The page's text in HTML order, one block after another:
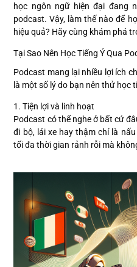
học ngôn ngữ hiện đại đang
podcast. Vậy, làm thế nào để
hiệu quả? Hãy cùng khám phá
Tại Sao Nên Học Tiếng Ý Qua
Podcast mang lại nhiều lợi ích
là một số lý do bạn nên thử học
1. Tiện lợi và linh hoạt
Podcast có thể nghe ở bất cứ
đi bộ, lái xe hay thậm chí là
tối đa thời gian rảnh rỗi mà